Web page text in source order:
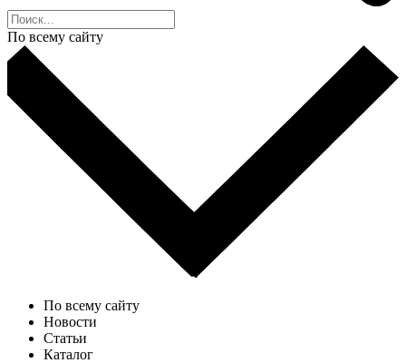
По всему сайту
По всему сайту
Новости
Статьи
Каталог